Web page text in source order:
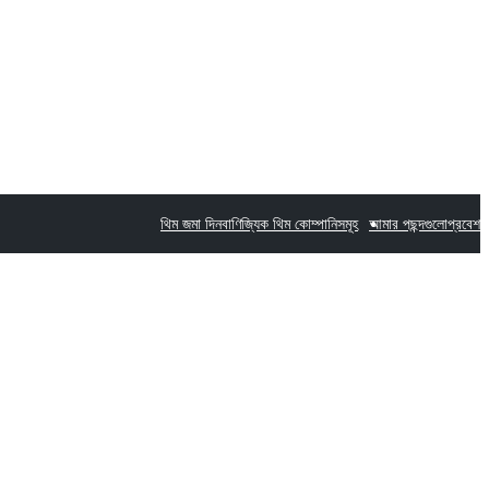
থিম জমা দিনবাণিজ্যিক থিম কোম্পানিসমূহ আমার পছন্দগুলোপ্রবেশ